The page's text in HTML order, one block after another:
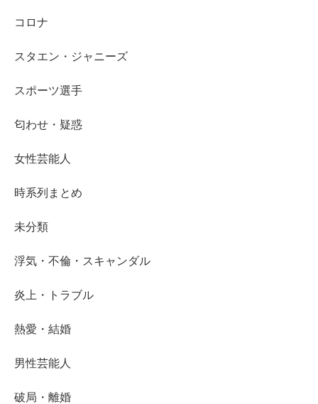
コロナ
スタエン・ジャニーズ
スポーツ選手
匂わせ・疑惑
女性芸能人
時系列まとめ
未分類
浮気・不倫・スキャンダル
炎上・トラブル
熱愛・結婚
男性芸能人
破局・離婚